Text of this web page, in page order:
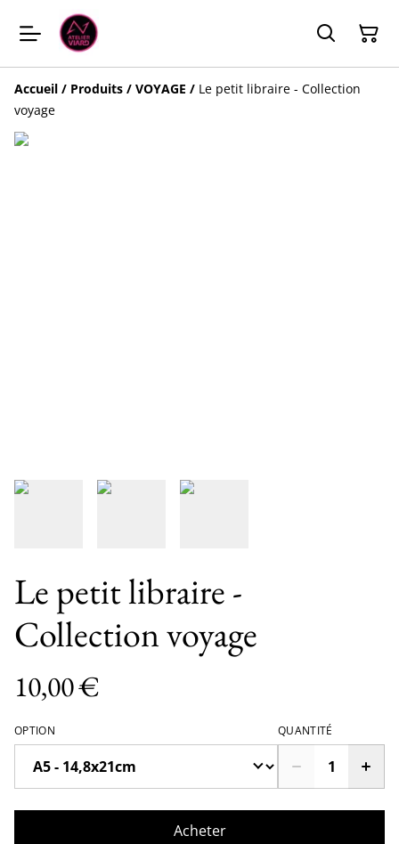
Accueil / Produits / VOYAGE / Le petit libraire - Collection
voyage
Le petit libraire -
Collection voyage
10,00 €
OPTION QUANTITÉ
Acheter